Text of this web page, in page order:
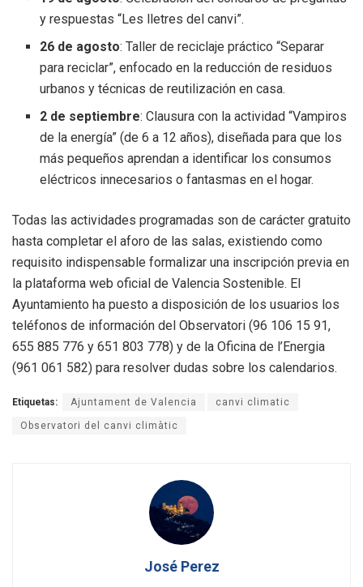
y respuestas “Les lletres del canvi”.
26 de agosto: Taller de reciclaje práctico “Separar
para reciclar”, enfocado en la reducción de residuos
urbanos y técnicas de reutilización en casa.
2 de septiembre: Clausura con la actividad “Vampiros
de la energía” (de 6 a 12 años), diseñada para que los
más pequeños aprendan a identificar los consumos
eléctricos innecesarios o fantasmas en el hogar.
Todas las actividades programadas son de carácter gratuito
hasta completar el aforo de las salas, existiendo como
requisito indispensable formalizar una inscripción previa en
la plataforma web oficial de Valencia Sostenible. El
Ayuntamiento ha puesto a disposición de los usuarios los
teléfonos de información del Observatori (96 106 15 91,
655 885 776 y 651 803 778) y de la Oficina de l’Energia
(961 061 582) para resolver dudas sobre los calendarios.
Etiquetas: Ajuntament de Valencia canvi climatic
Observatori del canvi climàtic
José Perez